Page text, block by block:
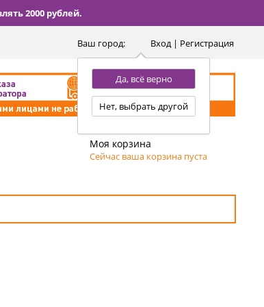
2000 рублей.
Ваш город:
Да, всё верно
Нет, выбрать другой
Вход | Регистрация
Моя корзина
Сейчас ваша корзина пуста